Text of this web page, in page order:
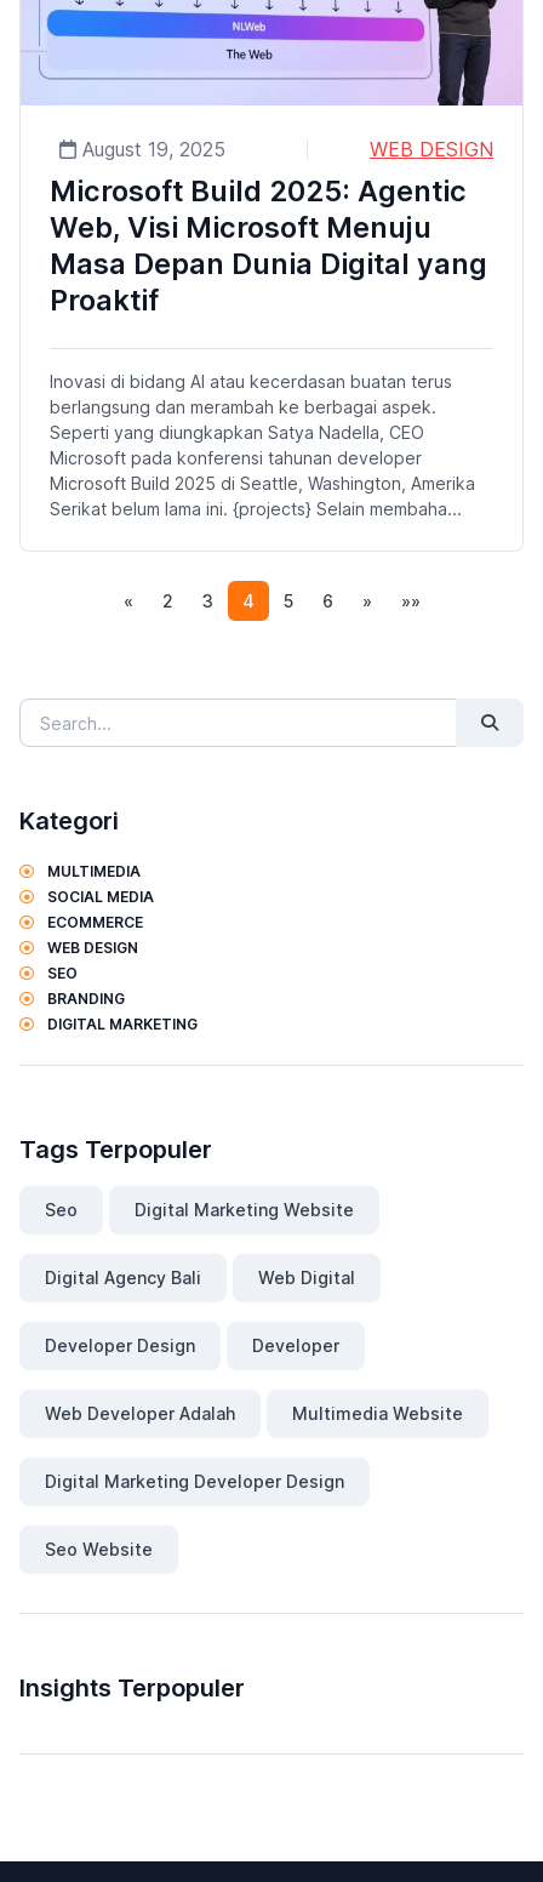
August 19, 2025 WEB DESIGN
Microsoft Build 2025: Agentic
Web, Visi Microsoft Menuju
Masa Depan Dunia Digital yang
Proaktif
Inovasi di bidang AI atau kecerdasan buatan terus
berlangsung dan merambah ke berbagai aspek.
Seperti yang diungkapkan Satya Nadella, CEO
Microsoft pada konferensi tahunan developer
Microsoft Build 2025 di Seattle, Washington, Amerika
Serikat belum lama ini. {projects} Selain membaha...
« 2 3 4(current)
5 6 » »»
Kategori
MULTIMEDIA
SOCIAL MEDIA
ECOMMERCE
WEB DESIGN
SEO
BRANDING
DIGITAL MARKETING
Tags Terpopuler
Seo Digital Marketing Website
Digital Agency Bali Web Digital
Developer Design Developer
Web Developer Adalah Multimedia Website
Digital Marketing Developer Design
Seo Website
Insights Terpopuler